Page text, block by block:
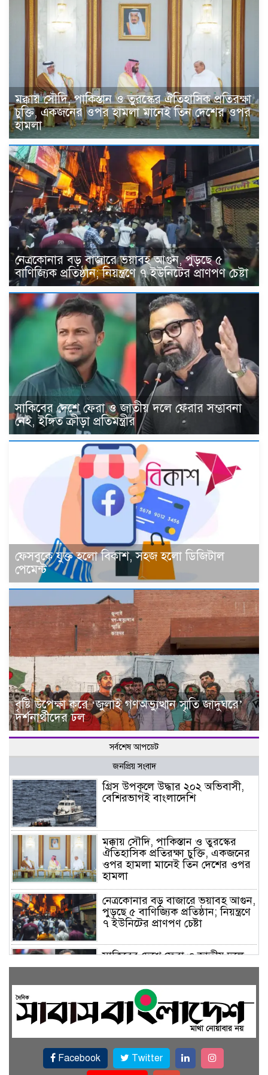
মক্কায় সৌদি, পাকিস্তান ও তুরস্কের ঐতিহাসিক প্রতিরক্ষা
চুক্তি, একজনের ওপর হামলা মানেই তিন দেশের ওপর
হামলা
নেত্রকোনার বড় বাজারে ভয়াবহ আগুন, পুড়ছে ৫
বাণিজ্যিক প্রতিষ্ঠান; নিয়ন্ত্রণে ৭ ইউনিটের প্রাণপণ চেষ্টা
সাকিবের দেশে ফেরা ও জাতীয় দলে ফেরার সম্ভাবনা
নেই, ইঙ্গিত ক্রীড়া প্রতিমন্ত্রীর
ফেসবুকে যুক্ত হলো বিকাশ, সহজ হলো ডিজিটাল
পেমেন্ট
বৃষ্টি উপেক্ষা করে ‘জুলাই গণঅভ্যুত্থান স্মৃতি জাদুঘরে’
দর্শনার্থীদের ঢল
সর্বশেষ আপডেট
জনপ্রিয় সংবাদ
গ্রিস উপকূলে উদ্ধার ২০২ অভিবাসী,
বেশিরভাগই বাংলাদেশি
মক্কায় সৌদি, পাকিস্তান ও তুরস্কের
ঐতিহাসিক প্রতিরক্ষা চুক্তি, একজনের
ওপর হামলা মানেই তিন দেশের ওপর
হামলা
নেত্রকোনার বড় বাজারে ভয়াবহ আগুন,
পুড়ছে ৫ বাণিজ্যিক প্রতিষ্ঠান; নিয়ন্ত্রণে
৭ ইউনিটের প্রাণপণ চেষ্টা
সাকিবের দেশে ফেরা ও জাতীয় দলে
ফেরার সম্ভাবনা নেই, ইঙ্গিত ক্রীড়া
ফেসবুকে যুক্ত হলো বিকাশ, সহজ
হলো ডিজিটাল পেমেন্ট
বৃষ্টি উপেক্ষা করে ‘জুলাই গণঅভ্যুত্থান
Facebook
Twitter